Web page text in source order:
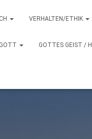
VERHALTEN/ETHIK
GOTT GOTTES GEIST /